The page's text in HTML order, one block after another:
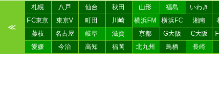
≪
札幌 八戸 仙台 秋田 山形 福島
いわき
FC東京
東京V 町田 川崎 横浜FM 横浜FC 湘南
藤枝
名古屋 岐阜 滋賀 京都 G大阪 C大阪
愛媛
今治 高知 福岡 北九州 鳥栖 長崎